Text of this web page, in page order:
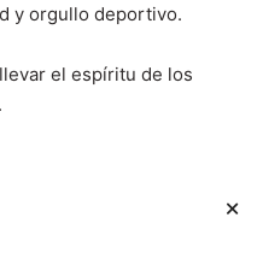
y orgullo deportivo.
el espíritu de los